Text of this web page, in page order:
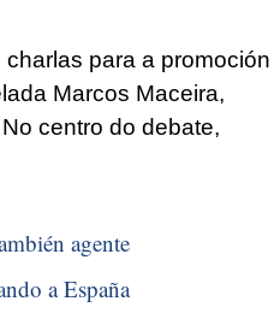
para a promoción
Marcos Maceira,
centro do debate,
agente
a España